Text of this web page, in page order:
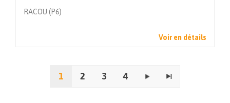
RACOU (P6)
Voir en détails
1 2 3 4